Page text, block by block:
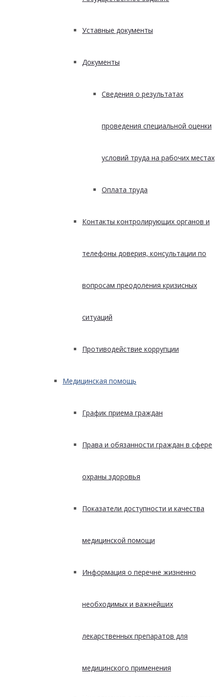
Уставные документы
Документы
Сведения о результатах
проведения специальной оценки
условий труда на рабочих местах
Оплата труда
Контакты контролирующих органов и
телефоны доверия, консультации по
вопросам преодоления кризисных
ситуаций
Противодействие коррупции
Медицинская помощь
График приема граждан
Права и обязанности граждан в сфере
охраны здоровья
Показатели доступности и качества
медицинской помощи
Информация о перечне жизненно
необходимых и важнейших
лекарственных препаратов для
медицинского применения